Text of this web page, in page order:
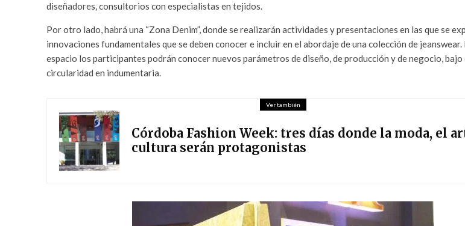
diseñadores, consultorios con especialistas en tejidos.
Por otro lado, habrá una “Zona Denim”, donde se realizarán actividades y presentaciones en las que se
innovaciones fundamentales que se deben conocer e incluir en el abordaje de una colección de jeanswear.
espacio los participantes podrán conocer nuevos parámetros de diseño, de producción y de negocio,
circularidad en indumentaria.
Ver también
Córdoba Fashion Week: tres días donde la moda, el
cultura serán protagonistas